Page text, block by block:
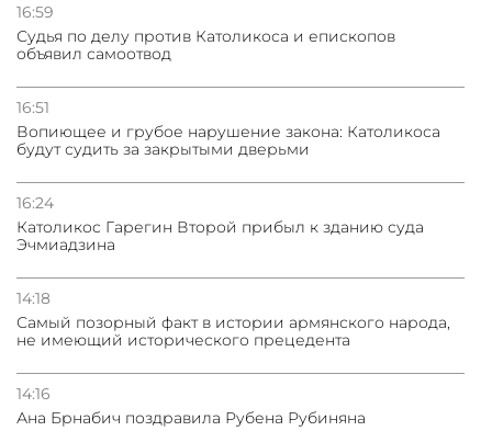
16:59
Судья по делу против Католикоса и епископов
объявил самоотвод
16:51
Вопиющее и грубое нарушение закона: Католикоса
будут судить за закрытыми дверьми
16:24
Католикос Гарегин Второй прибыл к зданию суда
Эчмиадзина
14:18
Самый позорный факт в истории армянского народа,
не имеющий исторического прецедента
14:16
Ана Брнабич поздравила Рубена Рубиняна